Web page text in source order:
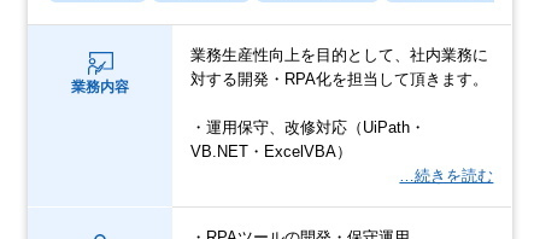
業務内容
業務生産性向上を目的として、社内業務に
対する開発・RPA化を担当して頂きます。
・運用保守、改修対応（UiPath・
VB.NET・ExcelVBA）
…続きを読む